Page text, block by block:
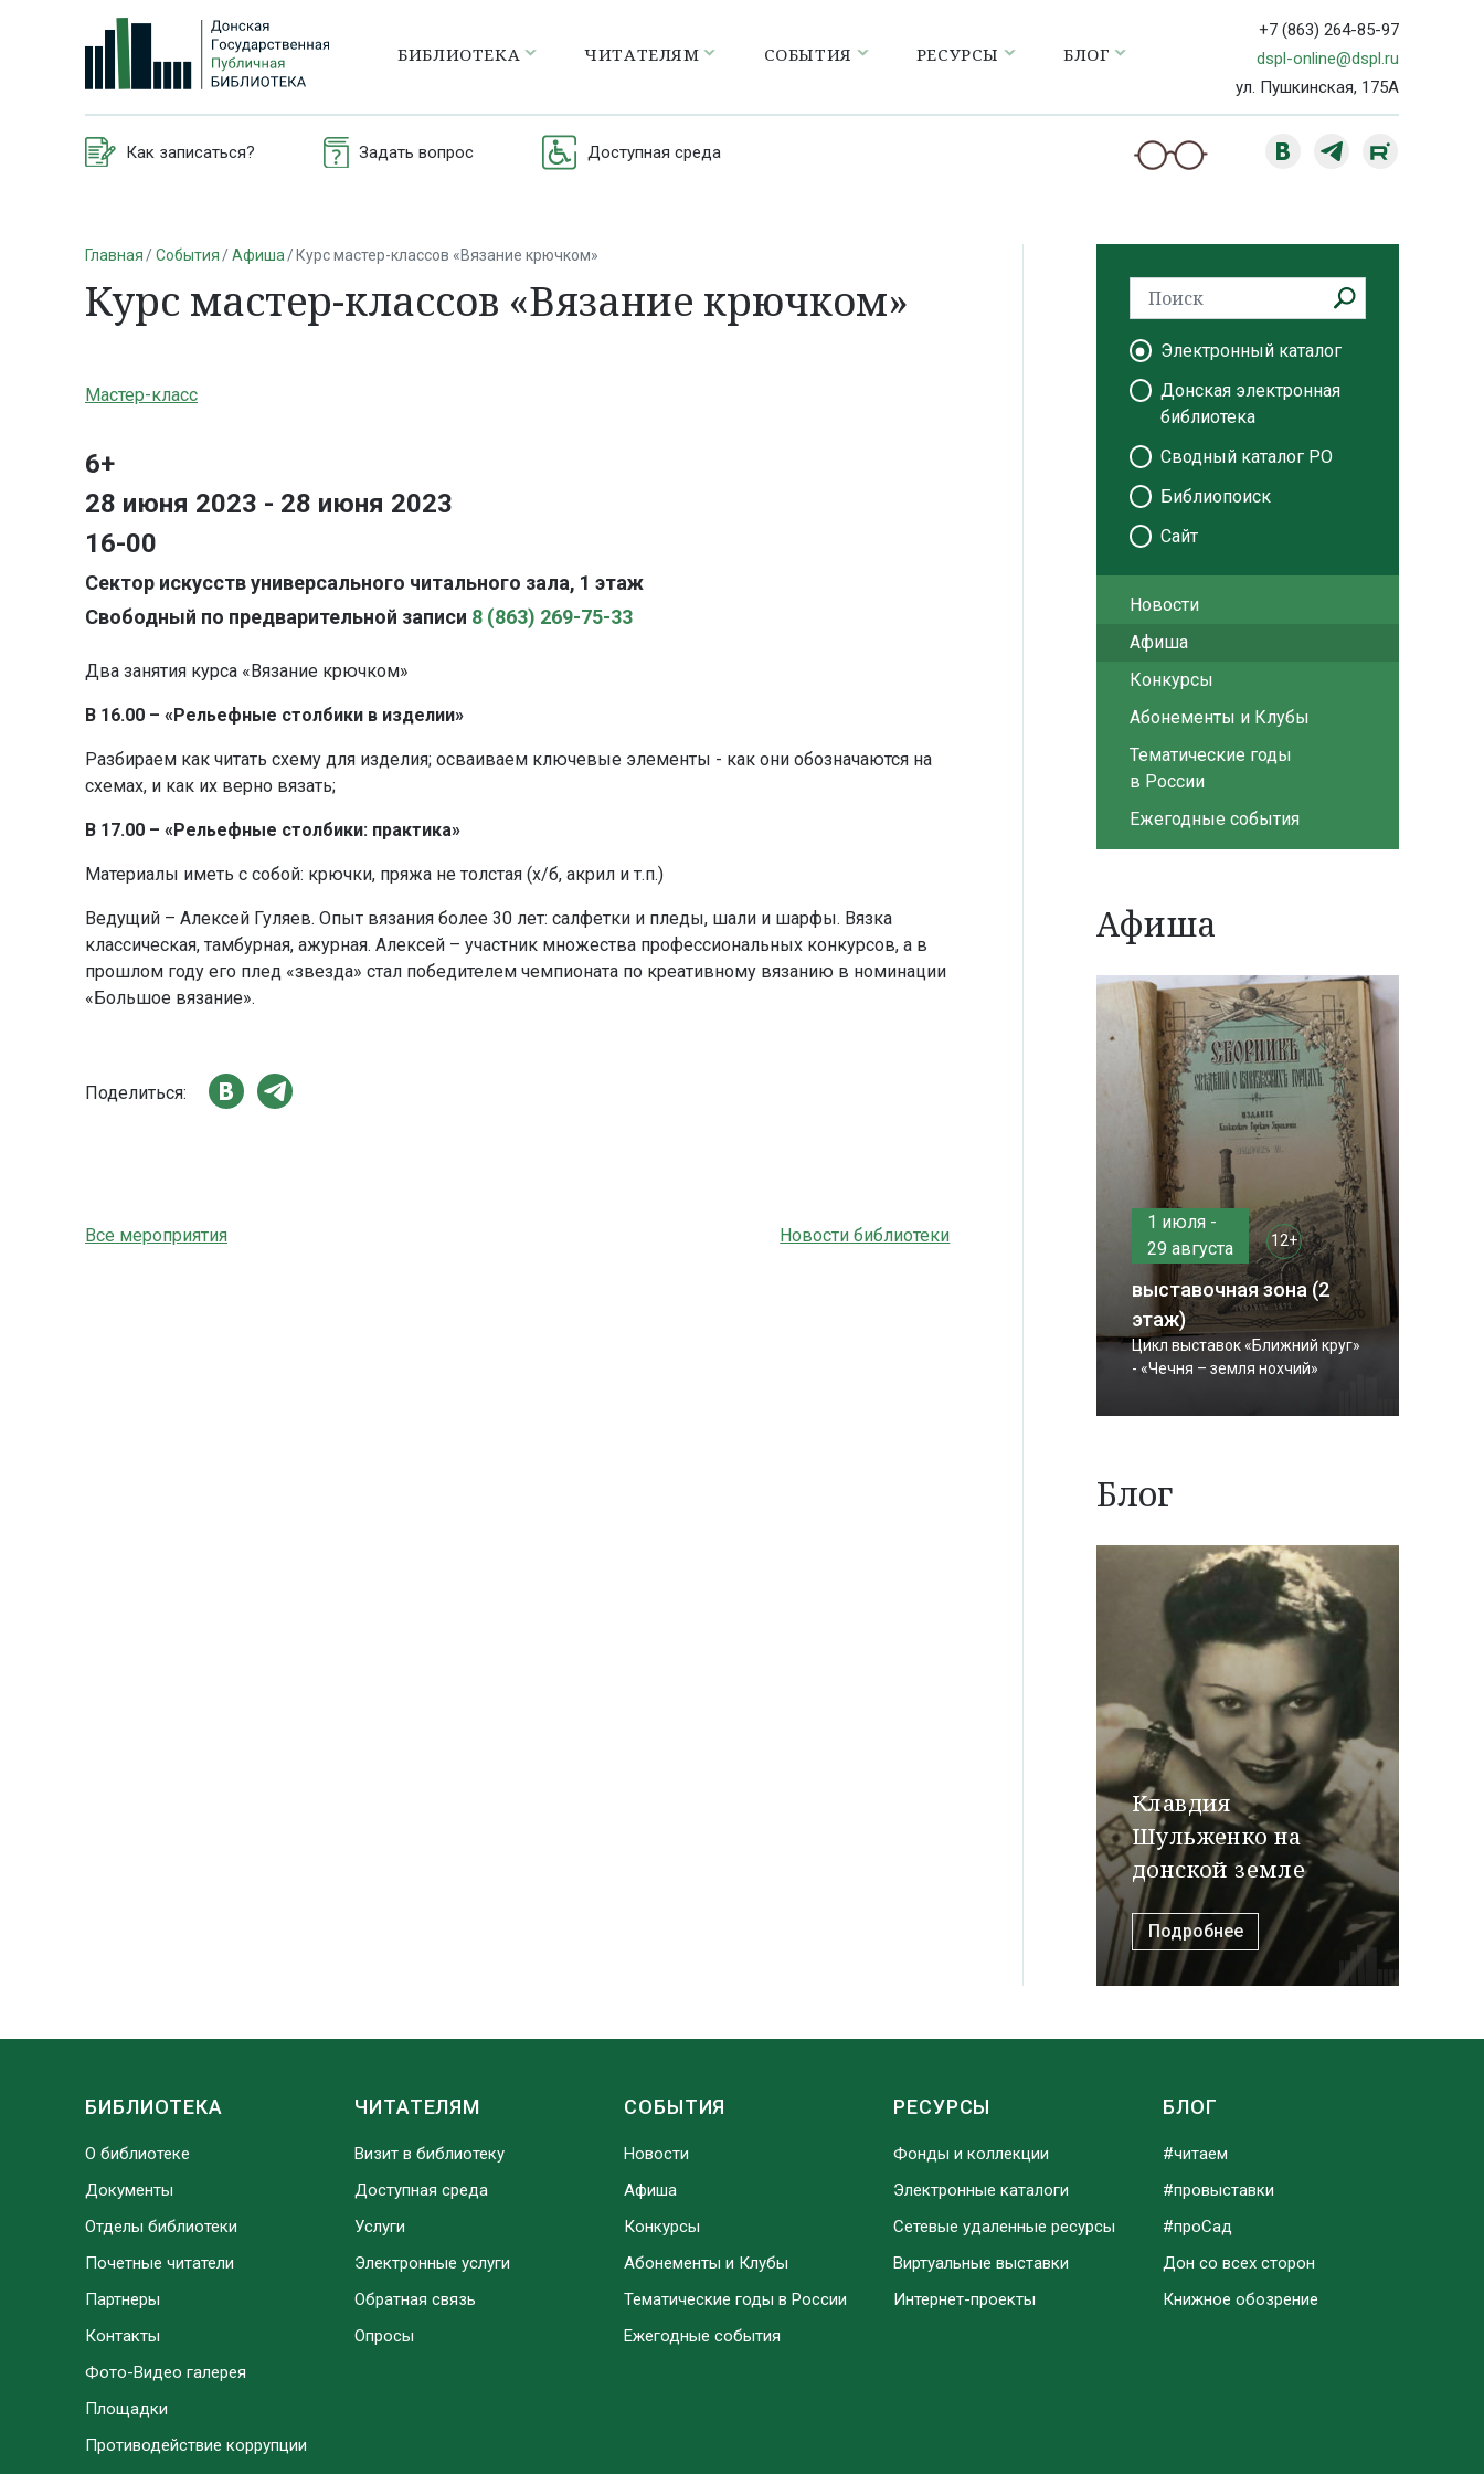
БИБЛИОТЕКА ЧИТАТЕЛЯМ СОБЫТИЯ РЕСУРСЫ БЛОГ
+7 (863) 264-85-97
dspl-online@dspl.ru
ул. Пушкинская, 175А
Как записаться? Задать вопрос Доступная среда
Главная События Афиша Курс мастер-классов «Вязание крючком»
Курс мастер-классов «Вязание крючком»
Мастер-класс
6+
28 июня 2023 - 28 июня 2023
16-00
Сектор искусств универсального читального зала, 1 этаж
Свободный по предварительной записи 8 (863) 269-75-33
Два занятия курса «Вязание крючком»
В 16.00 – «Рельефные столбики в изделии»
Разбираем как читать схему для изделия; осваиваем ключевые элементы - как они обозначаются на
схемах, и как их верно вязать;
В 17.00 – «Рельефные столбики: практика»
Материалы иметь с собой: крючки, пряжа не толстая (х/б, акрил и т.п.)
Ведущий – Алексей Гуляев. Опыт вязания более 30 лет: салфетки и пледы, шали и шарфы. Вязка
классическая, тамбурная, ажурная. Алексей – участник множества профессиональных конкурсов, а в
прошлом году его плед «звезда» стал победителем чемпионата по креативному вязанию в номинации
«Большое вязание».
Поделиться:
Все мероприятия Новости библиотеки
Электронный каталог
Донская электронная
библиотека
Сводный каталог РО
Библиопоиск
Сайт
Новости
Афиша
Конкурсы
Абонементы и Клубы
Тематические годы
в России
Ежегодные события
Афиша
1 июля -
29 августа
12+
выставочная зона (2
этаж)
Цикл выставок «Ближний круг»
- «Чечня – земля нохчий»
Блог
Клавдия
Шульженко на
донской земле
Подробнее
БИБЛИОТЕКА
О библиотеке
Документы
Отделы библиотеки
Почетные читатели
Партнеры
Контакты
Фото-Видео галерея
Площадки
Противодействие коррупции
ЧИТАТЕЛЯМ
Визит в библиотеку
Доступная среда
Услуги
Электронные услуги
Обратная связь
Опросы
СОБЫТИЯ
Новости
Афиша
Конкурсы
Абонементы и Клубы
Тематические годы в России
Ежегодные события
РЕСУРСЫ
Фонды и коллекции
Электронные каталоги
Сетевые удаленные ресурсы
Виртуальные выставки
Интернет-проекты
БЛОГ
#читаем
#провыставки
#проСад
Дон со всех сторон
Книжное обозрение